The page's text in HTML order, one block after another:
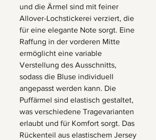
und die Ärmel sind mit feiner
Allover-Lochstickerei verziert, die
für eine elegante Note sorgt. Eine
Raffung in der vorderen Mitte
ermöglicht eine variable
Verstellung des Ausschnitts,
sodass die Bluse individuell
angepasst werden kann. Die
Puffärmel sind elastisch gestaltet,
was verschiedene Tragevarianten
erlaubt und für Komfort sorgt. Das
Rückenteil aus elastischem Jersey